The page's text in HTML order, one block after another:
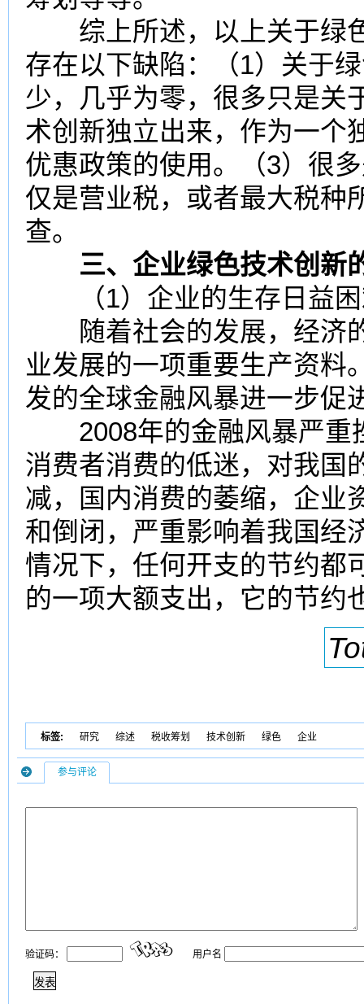
综上所述，以上关于绿
存在以下缺陷：（1）关于
少，几乎为零，很多只是关
术创新独立出来，作为一个
优惠政策的使用。（3）很
仅是营业税，或者最大税种
查。
三、企业绿色技术创新
（1）企业的生存日益
随着社会的发展， 经济
业发展的一项重要生产资料
发的全球金融风暴进一步促
2008年的金融风暴严重
消费者消费的低迷，对我国
减，国内消费的萎缩，企业
和倒闭，严重影响着我国经
情况下，任何开支的节约都
的一项大额支出，它的节约
标签: 研究 综述 税收筹划 技术创新 绿色 企业
参与评论
验证码： 用户名